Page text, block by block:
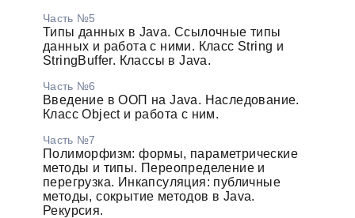
Часть №5
Типы данных в Java. Ссылочные типы
данных и работа с ними. Класс String и
StringBuffer. Классы в Java.
Часть №6
Введение в ООП на Java. Наследование.
Класс Object и работа с ним.
Часть №7
Полиморфизм: формы, параметрические
методы и типы. Переопределение и
перегрузка. Инкапсуляция: публичные
методы, сокрытие методов в Java.
Рекурсия.